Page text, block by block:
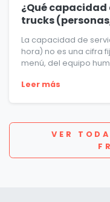
¿Qué
trucks
La capacidad de
hora) no es una cifra
menú, del equipo
Leer más
VER